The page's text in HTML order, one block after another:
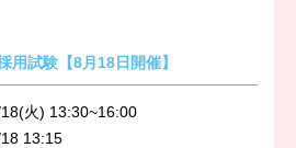
用試験【8月18日開催】
火) 13:30~16:00
13:15